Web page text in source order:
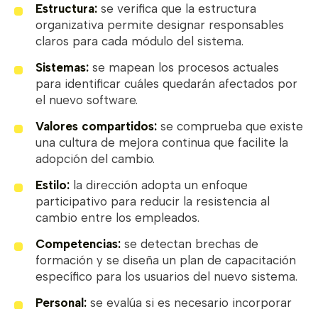
Estructura: se verifica que la estructura
organizativa permite designar responsables
claros para cada módulo del sistema.
Sistemas: se mapean los procesos actuales
para identificar cuáles quedarán afectados por
el nuevo software.
Valores compartidos: se comprueba que existe
una cultura de mejora continua que facilite la
adopción del cambio.
Estilo: la dirección adopta un enfoque
participativo para reducir la resistencia al
cambio entre los empleados.
Competencias: se detectan brechas de
formación y se diseña un plan de capacitación
específico para los usuarios del nuevo sistema.
Personal: se evalúa si es necesario incorporar